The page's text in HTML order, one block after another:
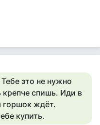
это не нужно
спишь. Иди в
горшок ждёт.
купить.